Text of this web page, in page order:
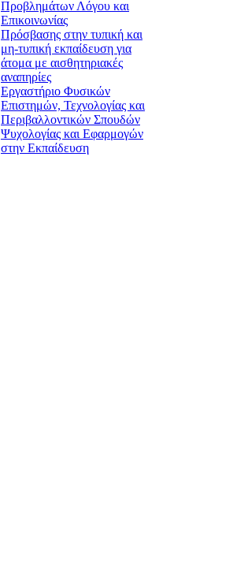
Προβλημάτων Λόγου και
Επικοινωνίας
Πρόσβασης στην τυπική και
μη-τυπική εκπαίδευση για
άτομα με αισθητηριακές
αναπηρίες
Εργαστήριο Φυσικών
Επιστημών, Τεχνολογίας και
Περιβαλλοντικών Σπουδών
Ψυχολογίας και Εφαρμογών
στην Εκπαίδευση